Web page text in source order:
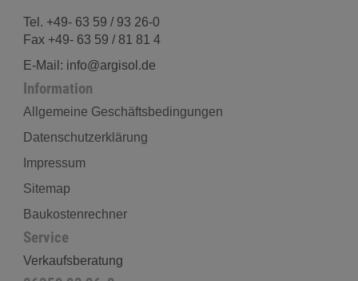
Tel. +49- 63 59 / 93 26-0
Fax +49- 63 59 / 81 81 4
E-Mail: info@argisol.de
Information
Allgemeine Geschäftsbedingungen
Datenschutzerklärung
Impressum
Sitemap
Baukostenrechner
Service
Verkaufsberatung